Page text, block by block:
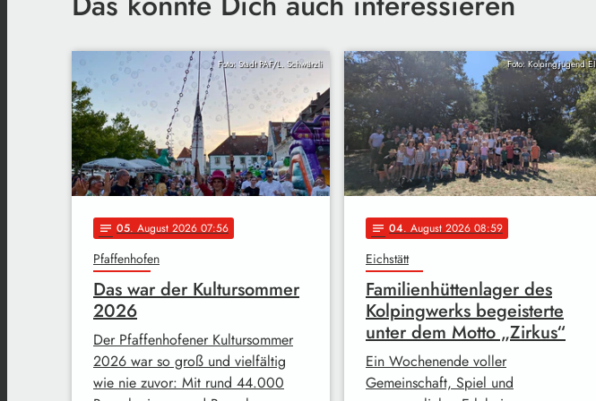
Foto: Stadt PAF/L. Schwärzli
notes 05. August 2026 07:56
Pfaffenhofen
Das war der Kultursommer
2026
Der Pfaffenhofener Kultursommer
2026 war so groß und vielfältig
wie nie zuvor: Mit rund 44.000
Foto: Kolpingjugend EI
notes 04. August 2026 08:59
Eichstätt
Familienhüttenlager des
Kolpingwerks begeisterte
unter dem Motto „Zirkus“
Ein Wochenende voller
Gemeinschaft, Spiel und